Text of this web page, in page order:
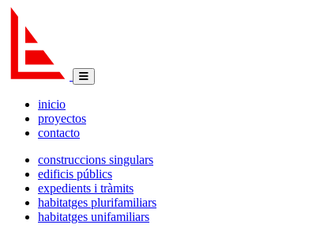
inicio
proyectos
contacto
construccions singulars
edificis públics
expedients i tràmits
habitatges plurifamiliars
habitatges unifamiliars